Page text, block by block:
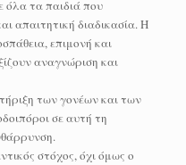
όλα τα παιδιά που
απαιτητική διαδικασία. Η
επιμονή και
αναγνώριση και
των γονέων και των
σε αυτή τη
στόχος, όχι όμως ο